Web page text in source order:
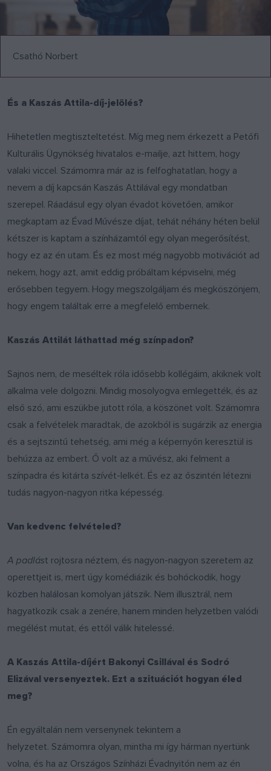
Csathó Norbert
És a Kaszás Attila-díj-jelölés?
Hihetetlen megtiszteltetést. Míg meg nem érkezett a Petőfi
Kulturális Ügynökség hivatalos e-mailje, azt hittem, hogy
valaki viccel. Számomra már az is felfoghatatlan, hogy a
nevem a díj kapcsán Kaszás Attilával egy mondatban
szerepel. Ráadásul egy olyan évadot követően, amikor
megkaptam az Évad Művésze díjat, tehát néhány héten belül
kétszer is kaptam a színházamtól egy olyan megerősítést,
hogy ez az én utam. És ez most még nagyobb motivációt ad
nekem, hogy azt, amit eddig próbáltam képviselni, még
erősebben tegyem. Hogy megszolgáljam és megköszönjem,
hogy engem találtak erre a megfelelő embernek.
Kaszás Attilát láthattad még színpadon?
Sajnos nem, de meséltek róla idősebb kollégáim, akiknek volt
alkalma vele dolgozni. Mindig mosolyogva emlegették, és az
első szó, ami eszükbe jutott róla, a köszönet volt. Számomra
csak a felvételek maradtak, de azokból is sugárzik az energia
és a sejtszintű tehetség, ami még a képernyőn keresztül is
behúzza az embert. Ő volt az a művész, aki felment a
színpadra és kitárta szívét-lelkét. És ez az őszintén létezni
tudás nagyon-nagyon ritka képesség.
Van kedvenc felvételed?
A padlást rojtosra néztem, és nagyon-nagyon szeretem az
operettjeit is, mert úgy komédiázik és bohóckodik, hogy
közben halálosan komolyan játszik. Nem illusztrál, nem
hagyatkozik csak a zenére, hanem minden helyzetben valódi
megélést mutat, és ettől válik hitelessé.
A Kaszás Attila-díjért Bakonyi Csillával és Sodró
Elizával versenyeztek. Ezt a szituációt hogyan éled
meg?
Én egyáltalán nem versenynek tekintem a
helyzetet. Számomra olyan, mintha mi így hárman nyertünk
volna, és ha az Országos Színházi Évadnyitón nem az én